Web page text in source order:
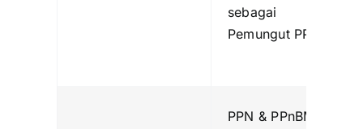
sebagai
Pemungut PPN
PPN & PPnBM